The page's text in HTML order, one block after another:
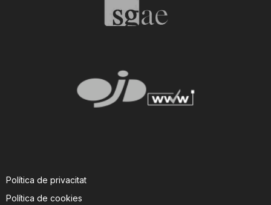
Política de privacitat
Política de cookies